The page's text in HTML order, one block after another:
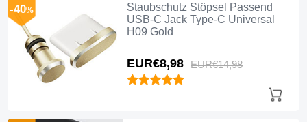
Staubschutz Stöpsel Passend
USB-C Jack Type-C Universal
H09 Gold
EUR€8,98 EUR€14,98
-40%